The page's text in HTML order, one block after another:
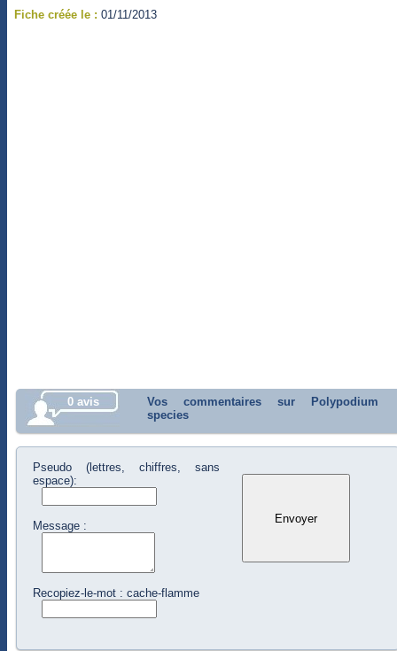
Fiche créée le : 01/11/2013
0 avis
Vos commentaires sur Polypodium
species
Pseudo (lettres, chiffres, sans
espace):
Message :
Recopiez-le-mot : cache-flamme